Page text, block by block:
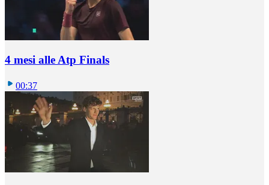
4 mesi alle Atp Finals
00:37